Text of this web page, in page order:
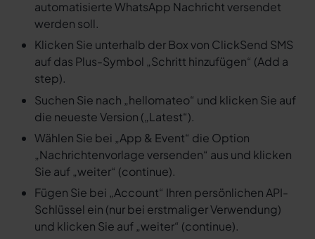
automatisierte WhatsApp Nachricht versendet
werden soll.
Klicken Sie unterhalb der Box von ClickSend SMS
auf das Plus-Symbol „Schritt hinzufügen“ (Add a
step).
Suchen Sie nach „hellomateo“ und klicken Sie auf
die neueste Version („Latest“).
Wählen Sie bei „App & Event“ die Option
„Nachrichtenvorlage versenden“ aus und klicken
Sie auf „weiter“ (continue).
Fügen Sie bei „Account“ Ihren persönlichen API-
Schlüssel ein (nur bei erstmaliger Verwendung)
und klicken Sie auf „weiter“ (continue).